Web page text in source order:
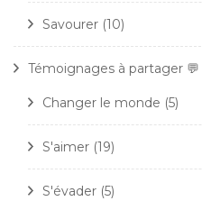
Savourer (10)
Témoignages à partager 💬
Changer le monde (5)
S'aimer (19)
S'évader (5)